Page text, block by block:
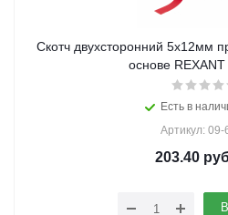
Скотч двухсторонний 5х12мм
основе
Есть в
Артикул: 09-
203.40